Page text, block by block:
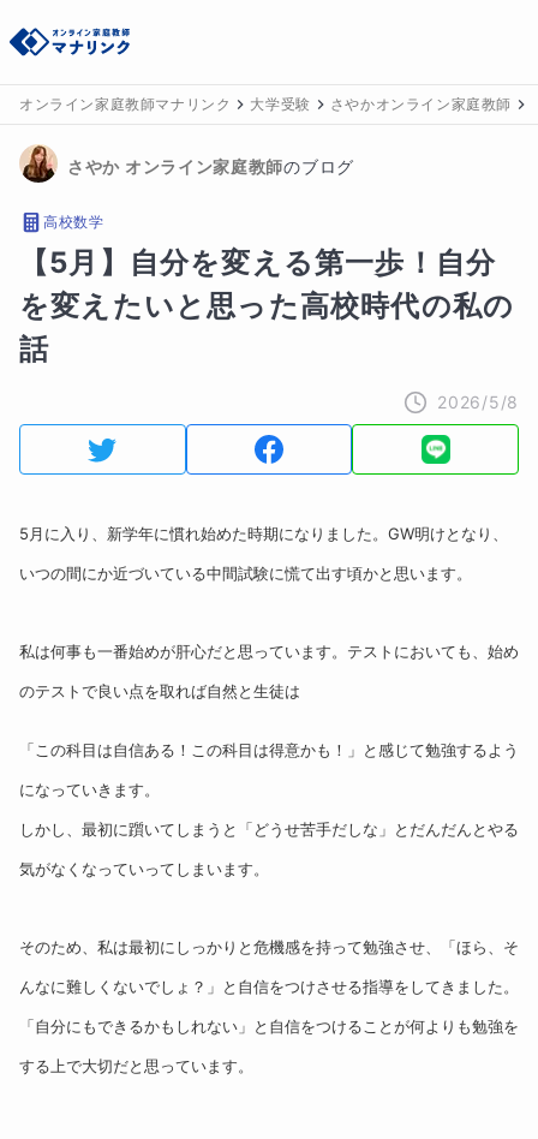
オンライン家庭教師マナリンク 大学受験 さやかオンライン家庭教師
さやか オンライン家庭教師のブログ
高校数学
【5月】自分を変える第一歩！自分
を変えたいと思った高校時代の私の
話
2026/5/8
5月に入り、新学年に慣れ始めた時期になりました。GW明けとなり、
いつの間にか近づいている中間試験に慌て出す頃かと思います。
私は何事も一番始めが肝心だと思っています。テストにおいても、始め
のテストで良い点を取れば自然と生徒は
「この科目は自信ある！この科目は得意かも！」と感じて勉強するよう
になっていきます。
しかし、最初に躓いてしまうと「どうせ苦手だしな」とだんだんとやる
気がなくなっていってしまいます。
そのため、私は最初にしっかりと危機感を持って勉強させ、「ほら、そ
んなに難しくないでしょ？」と自信をつけさせる指導をしてきました。
「自分にもできるかもしれない」と自信をつけることが何よりも勉強を
する上で大切だと思っています。